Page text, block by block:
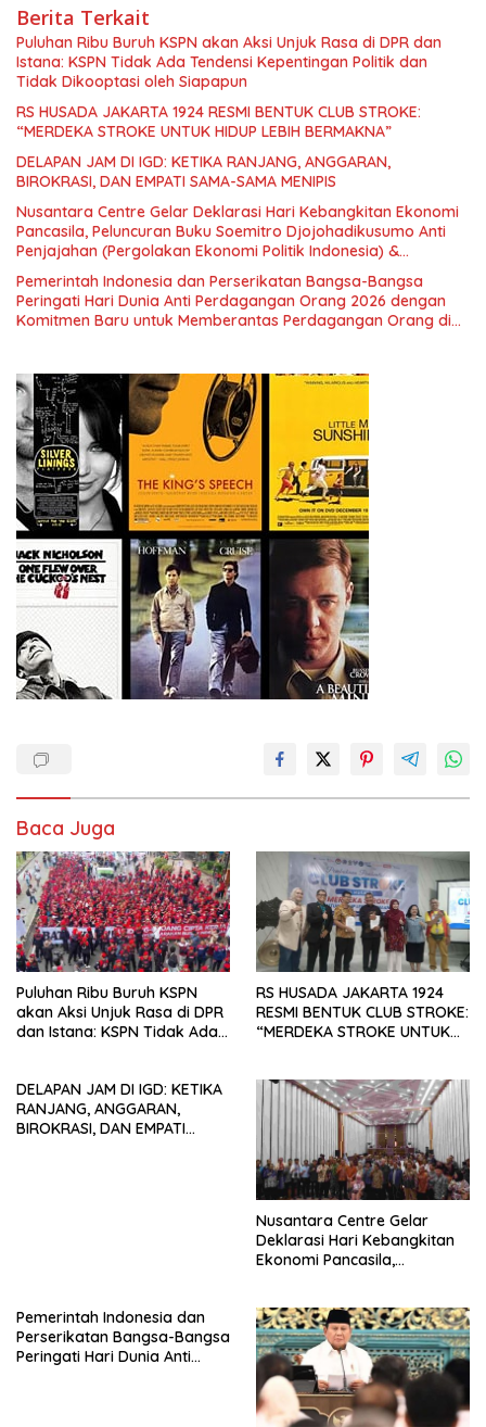
Berita Terkait
Puluhan Ribu Buruh KSPN akan Aksi Unjuk Rasa di DPR dan
Istana: KSPN Tidak Ada Tendensi Kepentingan Politik dan
Tidak Dikooptasi oleh Siapapun
RS HUSADA JAKARTA 1924 RESMI BENTUK CLUB STROKE:
“MERDEKA STROKE UNTUK HIDUP LEBIH BERMAKNA”
DELAPAN JAM DI IGD: KETIKA RANJANG, ANGGARAN,
BIROKRASI, DAN EMPATI SAMA-SAMA MENIPIS
Nusantara Centre Gelar Deklarasi Hari Kebangkitan Ekonomi
Pancasila, Peluncuran Buku Soemitro Djojohadikusumo Anti
Penjajahan (Pergolakan Ekonomi Politik Indonesia) &
Simposium Nasional “Urgensi Undang-Undang Perekonomian
Nasional dan Kesejahteraan Sosial dalam Menata Bangsa
Menuju Indonesia Emas 2045”,
Pemerintah Indonesia dan Perserikatan Bangsa-Bangsa
Peringati Hari Dunia Anti Perdagangan Orang 2026 dengan
Komitmen Baru untuk Memberantas Perdagangan Orang di
Baca Juga
Puluhan Ribu Buruh KSPN
akan Aksi Unjuk Rasa di DPR
dan Istana: KSPN Tidak Ada
Siapapun
RS HUSADA JAKARTA 1924
RESMI BENTUK CLUB STROKE:
“MERDEKA STROKE UNTUK
DELAPAN JAM DI IGD: KETIKA
RANJANG, ANGGARAN,
BIROKRASI, DAN EMPATI
Nusantara Centre Gelar
Deklarasi Hari Kebangkitan
Ekonomi Pancasila,
Penjajahan (Pergolakan
Ekonomi Politik Indonesia) &
Simposium Nasional “Urgensi
Undang-Undang
Perekonomian Nasional dan
Kesejahteraan Sosial dalam
Pemerintah Indonesia dan
Perserikatan Bangsa-Bangsa
Peringati Hari Dunia Anti